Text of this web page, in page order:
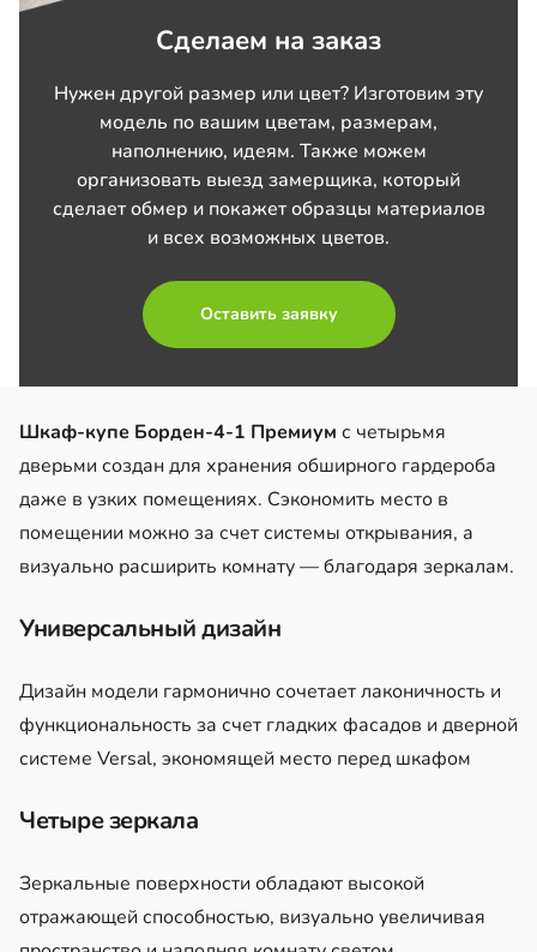
Сделаем на заказ
Нужен другой размер или цвет? Изготовим эту
модель по вашим цветам, размерам,
наполнению, идеям. Также можем
организовать выезд замерщика, который
сделает обмер и покажет образцы материалов
и всех возможных цветов.
Оставить заявку
Шкаф-купе Борден-4-1 Премиум с четырьмя
дверьми создан для хранения обширного гардероба
даже в узких помещениях. Сэкономить место в
помещении можно за счет системы открывания, а
визуально расширить комнату — благодаря зеркалам.
Универсальный дизайн
Дизайн модели гармонично сочетает лаконичность и
функциональность за счет гладких фасадов и дверной
системе Versal, экономящей место перед шкафом
Четыре зеркала
Зеркальные поверхности обладают высокой
отражающей способностью, визуально увеличивая